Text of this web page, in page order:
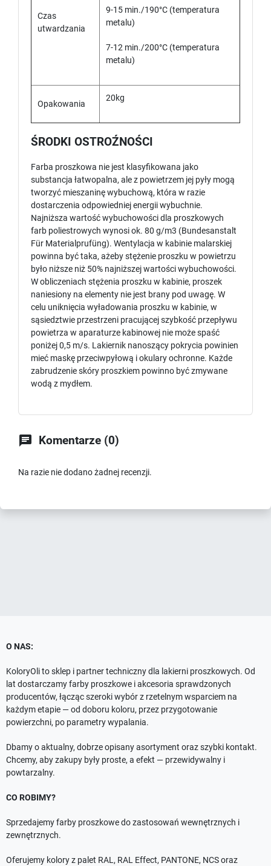
Czas
utwardzania
9-15 min./190°C (temperatura
metalu)
7-12 min./200°C (temperatura
metalu)
Opakowania
20kg
ŚRODKI OSTROŹNOŚCI
Farba proszkowa nie jest klasyfikowana jako
substancja łatwopalna, ale z powietrzem jej pyły mogą
tworzyć mieszaninę wybuchową, która w razie
dostarczenia odpowiedniej energii wybuchnie.
Najniższa wartość wybuchowości dla proszkowych
farb poliestrowych wynosi ok. 80 g/m3 (Bundesanstalt
Für Materialprufüng). Wentylacja w kabinie malarskiej
powinna być taka, ażeby stężenie proszku w powietrzu
było niższe niż 50% najniższej wartości wybuchowości.
W obliczeniach stężenia proszku w kabinie, proszek
naniesiony na elementy nie jest brany pod uwagę. W
celu uniknięcia wyładowania proszku w kabinie, w
sąsiedztwie przestrzeni pracującej szybkość przepływu
powietrza w aparaturze kabinowej nie może spaść
poniżej 0,5 m/s. Lakiernik nanoszący pokrycia powinien
mieć maskę przeciwpyłową i okulary ochronne. Każde
zabrudzenie skóry proszkiem powinno być zmywane
wodą z mydłem.
 Komentarze (0)
Na razie nie dodano żadnej recenzji.
O NAS:
KoloryOli to sklep i partner techniczny dla lakierni proszkowych. Od
lat dostarczamy farby proszkowe i akcesoria sprawdzonych
producentów, łącząc szeroki wybór z rzetelnym wsparciem na
każdym etapie — od doboru koloru, przez przygotowanie
powierzchni, po parametry wypalania.
Dbamy o aktualny, dobrze opisany asortyment oraz szybki kontakt.
Chcemy, aby zakupy były proste, a efekt — przewidywalny i
powtarzalny.
CO ROBIMY?
Sprzedajemy farby proszkowe do zastosowań wewnętrznych i
zewnętrznych.
Oferujemy kolory z palet RAL, RAL Effect, PANTONE, NCS oraz